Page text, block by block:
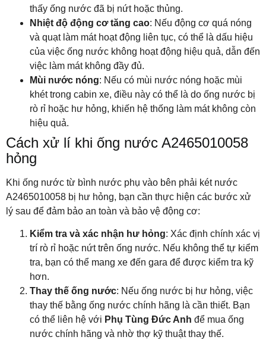
thấy ống nước đã bị nứt hoặc thủng.
Nhiệt độ động cơ tăng cao: Nếu động cơ quá nóng
và quạt làm mát hoạt động liên tục, có thể là dấu hiệu
của việc ống nước không hoạt động hiệu quả, dẫn đến
việc làm mát không đầy đủ.
Mùi nước nóng: Nếu có mùi nước nóng hoặc mùi
khét trong cabin xe, điều này có thể là do ống nước bị
rò rỉ hoặc hư hỏng, khiến hệ thống làm mát không còn
hiệu quả.
Cách xử lí khi ống nước A2465010058
hỏng
Khi ống nước từ bình nước phụ vào bên phải két nước
A2465010058 bị hư hỏng, bạn cần thực hiện các bước xử
lý sau để đảm bảo an toàn và bảo vệ động cơ:
Kiểm tra và xác nhận hư hỏng: Xác định chính xác vị
trí rò rỉ hoặc nứt trên ống nước. Nếu không thể tự kiểm
tra, bạn có thể mang xe đến gara để được kiểm tra kỹ
hơn.
Thay thế ống nước: Nếu ống nước bị hư hỏng, việc
thay thế bằng ống nước chính hãng là cần thiết. Bạn
có thể liên hệ với Phụ Tùng Đức Anh để mua ống
nước chính hãng và nhờ thợ kỹ thuật thay thế.